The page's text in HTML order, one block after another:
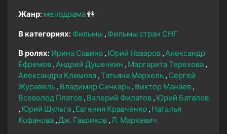
Жанр: мелодрама👫
В категориях: Фильмы Фильмы стран СНГ
В ролях: Ирина Савина Юрий Назаров Александр
Ефремов Андрей Душечкин
Маргарита Терехова
Александра Климова Татьяна Мархель Сергей
Журавель Владимир Сичкарь Виктор Манаев
Всеволод Платов Валерий Филатов Юрий Баталов
Юрий Шульга Евгения Кравченко
Наталья
Кофанова Дж. Гавриков Л. Маркевич